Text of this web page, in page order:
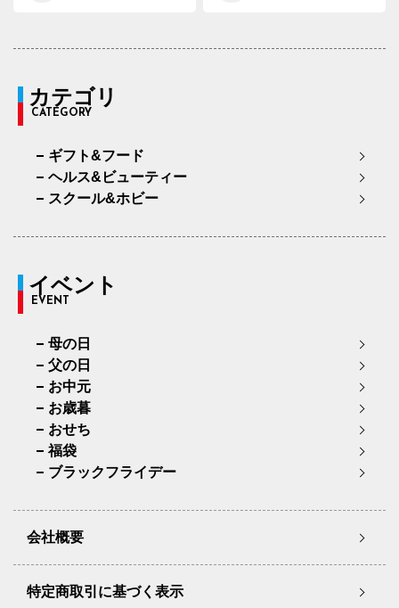
カテゴリ
CATEGORY
ギフト&フード
ヘルス&ビューティー
スクール&ホビー
イベント
EVENT
母の日
父の日
お中元
お歳暮
おせち
福袋
ブラックフライデー
会社概要
特定商取引に基づく表示